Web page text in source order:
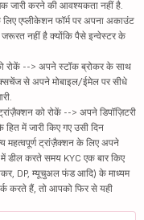
जारी करने की आवश्यकता नहीं है.
एप्लीकेशन फॉर्म पर अपना अकाउंट
नहीं है क्योंकि पैसे इन्वेस्टर के
--> अपने स्टॉक ब्रोकर के साथ
से अपने मोबाइल/ईमेल पर सीधे
को रोकें --> अपने डिपॉज़िटरी
में जारी किए गए उसी दिन
ट्रांज़ैक्शन के लिए अपने
में डील करते समय KYC एक बार किए
DP, म्यूचुअल फंड आदि) के माध्यम
करते हैं, तो आपको फिर से यही